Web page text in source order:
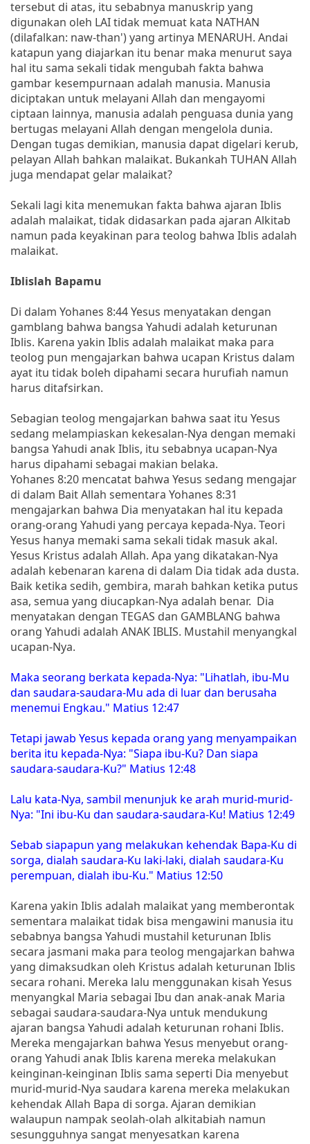
tersebut di atas, itu sebabnya manuskrip yang
digunakan oleh LAI tidak memuat kata NATHAN
(dilafalkan: naw-than') yang artinya MENARUH. Andai
katapun yang diajarkan itu benar maka menurut saya
hal itu sama sekali tidak mengubah fakta bahwa
gambar kesempurnaan adalah manusia. Manusia
diciptakan untuk melayani Allah dan mengayomi
ciptaan lainnya, manusia adalah penguasa dunia yang
bertugas melayani Allah dengan mengelola dunia.
Dengan tugas demikian, manusia dapat digelari kerub,
pelayan Allah bahkan malaikat. Bukankah TUHAN Allah
juga mendapat gelar malaikat?
Sekali lagi kita menemukan fakta bahwa ajaran Iblis
adalah malaikat, tidak didasarkan pada ajaran Alkitab
namun pada keyakinan para teolog bahwa Iblis adalah
malaikat.
Iblislah Bapamu
Di dalam Yohanes 8:44 Yesus menyatakan dengan
gamblang bahwa bangsa Yahudi adalah keturunan
Iblis. Karena yakin Iblis adalah malaikat maka para
teolog pun mengajarkan bahwa ucapan Kristus dalam
ayat itu tidak boleh dipahami secara hurufiah namun
harus ditafsirkan.
Sebagian teolog mengajarkan bahwa saat itu Yesus
sedang melampiaskan kekesalan-Nya dengan memaki
bangsa Yahudi anak Iblis, itu sebabnya ucapan-Nya
harus dipahami sebagai makian belaka.
Yohanes 8:20 mencatat bahwa Yesus sedang mengajar
di dalam Bait Allah sementara Yohanes 8:31
mengajarkan bahwa Dia menyatakan hal itu kepada
orang-orang Yahudi yang percaya kepada-Nya. Teori
Yesus hanya memaki sama sekali tidak masuk akal.
Yesus Kristus adalah Allah. Apa yang dikatakan-Nya
adalah kebenaran karena di dalam Dia tidak ada dusta.
Baik ketika sedih, gembira, marah bahkan ketika putus
asa, semua yang diucapkan-Nya adalah benar. Dia
menyatakan dengan TEGAS dan GAMBLANG bahwa
orang Yahudi adalah ANAK IBLIS. Mustahil menyangkal
ucapan-Nya.
Maka seorang berkata kepada-Nya: "Lihatlah, ibu-Mu
dan saudara-saudara-Mu ada di luar dan berusaha
menemui Engkau." Matius 12:47
Tetapi jawab Yesus kepada orang yang menyampaikan
berita itu kepada-Nya: "Siapa ibu-Ku? Dan siapa
saudara-saudara-Ku?" Matius 12:48
Lalu kata-Nya, sambil menunjuk ke arah murid-murid-
Nya: "Ini ibu-Ku dan saudara-saudara-Ku! Matius 12:49
Sebab siapapun yang melakukan kehendak Bapa-Ku di
sorga, dialah saudara-Ku laki-laki, dialah saudara-Ku
perempuan, dialah ibu-Ku." Matius 12:50
Karena yakin Iblis adalah malaikat yang memberontak
sementara malaikat tidak bisa mengawini manusia itu
sebabnya bangsa Yahudi mustahil keturunan Iblis
secara jasmani maka para teolog mengajarkan bahwa
yang dimaksudkan oleh Kristus adalah keturunan Iblis
secara rohani. Mereka lalu menggunakan kisah Yesus
menyangkal Maria sebagai Ibu dan anak-anak Maria
sebagai saudara-saudara-Nya untuk mendukung
ajaran bangsa Yahudi adalah keturunan rohani Iblis.
Mereka mengajarkan bahwa Yesus menyebut orang-
orang Yahudi anak Iblis karena mereka melakukan
keinginan-keinginan Iblis sama seperti Dia menyebut
murid-murid-Nya saudara karena mereka melakukan
kehendak Allah Bapa di sorga. Ajaran demikian
walaupun nampak seolah-olah alkitabiah namun
sesungguhnya sangat menyesatkan karena